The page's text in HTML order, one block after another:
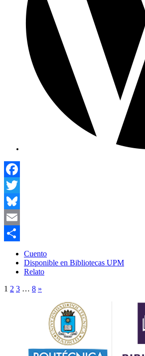
Facebook
Twitter
Bluesky
Email
Compartir
Cuento
Disponible en Bibliotecas UPM
Relato
1 2 3 … 8 »